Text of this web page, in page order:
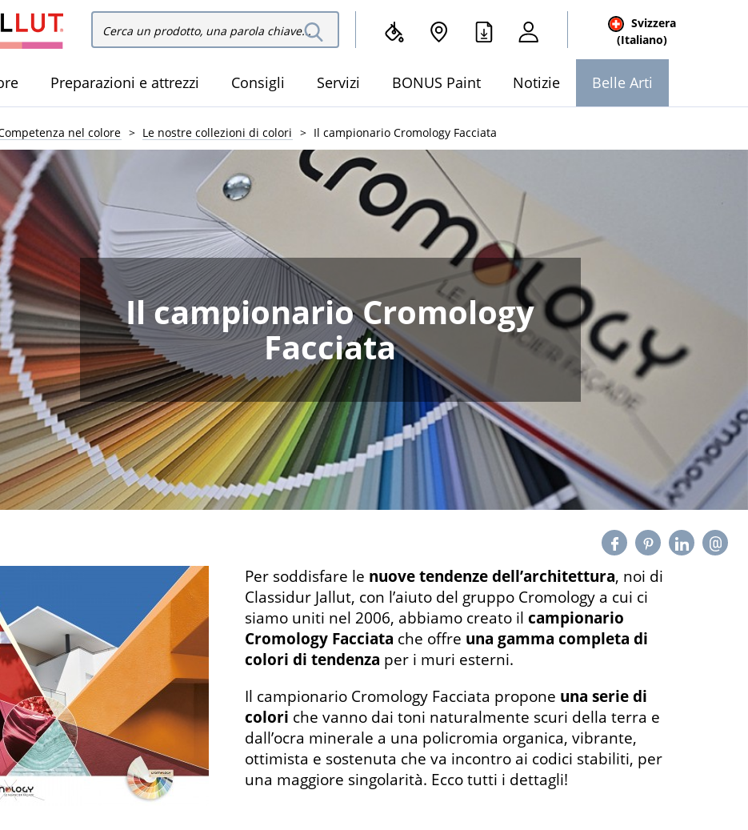
Cerca nel sito
nel
sito
Svizzera
(Italiano)
Preparazioni e attrezzi Consigli Servizi BONUS Paint Notizie Belle Arti
nel colore Le nostre collezioni di colori Il campionario Cromology Facciata
Il campionario Cromology
Facciata
Per soddisfare le nuove tendenze dell’architettura, noi di
Classidur Jallut, con l’aiuto del gruppo Cromology a cui ci
siamo uniti nel 2006, abbiamo creato ilcampionario
Cromology Facciata che offre una gamma completa di
colori di tendenza per i muri esterni.
Il campionario Cromology Facciata propone una serie di
colori che vanno dai toni naturalmente scuri della terra e
dall’ocra minerale a una policromia organica, vibrante,
ottimista e sostenuta che va incontro ai codici stabiliti, per
una maggiore singolarità. Ecco tutti i dettagli!